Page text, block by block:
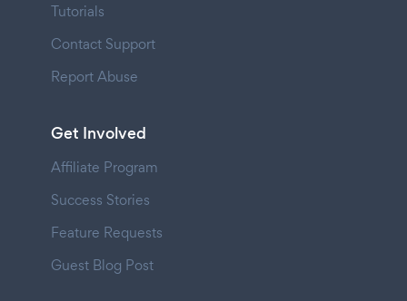
Tutorials
Contact Support
Report Abuse
Get Involved
Affiliate Program
Success Stories
Feature Requests
Guest Blog Post